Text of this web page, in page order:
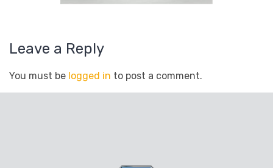
Leave a Reply
You must be logged in to post a comment.